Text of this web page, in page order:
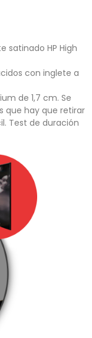
satinado HP High
con inglete a
de 1,7 cm. Se
que hay que retirar
Test de duración